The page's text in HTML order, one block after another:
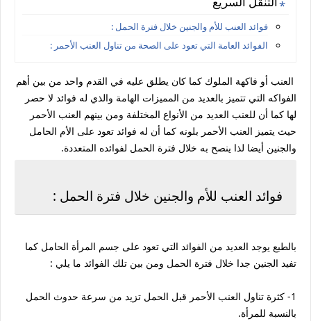
فوائد العنب للأم والجنين خلال فترة الحمل :
الفوائد العامة التي تعود على الصحة من تناول العنب الأحمر :
العنب أو فاكهة الملوك كما كان يطلق عليه في القدم واحد من بين أهم
الفواكه التي تتميز بالعديد من المميزات الهامة والذي له فوائد لا حصر
لها كما أن للعنب العديد من الأنواع المختلفة ومن بينهم العنب الأحمر
حيث يتميز العنب الأحمر بلونه كما أن له فوائد تعود على الأم الحامل
والجنين أيضا لذا ينصح به خلال فترة الحمل لفوائده المتعددة.
فوائد العنب للأم والجنين خلال فترة الحمل :
بالطبع يوجد العديد من الفوائد التي تعود على جسم المرأة الحامل كما
تفيد الجنين جدا خلال فترة الحمل ومن بين تلك الفوائد ما يلي :
1- كثرة تناول العنب الأحمر قبل الحمل تزيد من سرعة حدوث الحمل
بالنسبة للمرأة.